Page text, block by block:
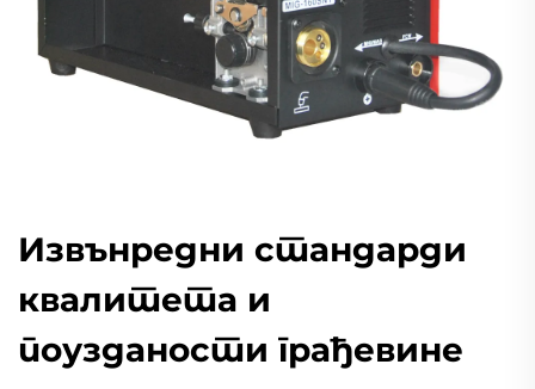
Извънредни стандарди
квалитета и
поузданости грађевине